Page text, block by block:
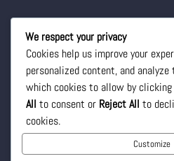
Email
ventas@shoppingxti.com
Follow
Follow
Follow
We respect your privacy
Cookies help us improve your
personalized content, and
which cookies to allow by clicking
All to consent or Reject All to
cookies.
Customize